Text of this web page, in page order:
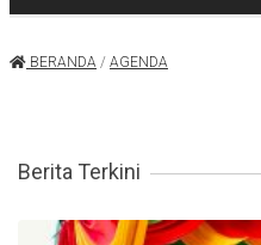
BERANDA / AGENDA
Berita Terkini